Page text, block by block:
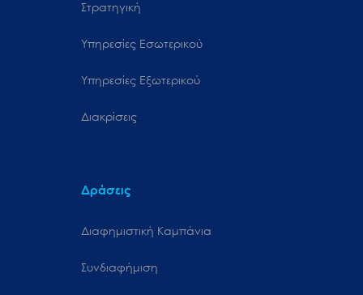
Στρατηγική
Υπηρεσίες Εσωτερικού
Υπηρεσίες Εξωτερικού
Διακρίσεις
Δράσεις
Διαφημιστική Καμπάνια
Συνδιαφήμιση